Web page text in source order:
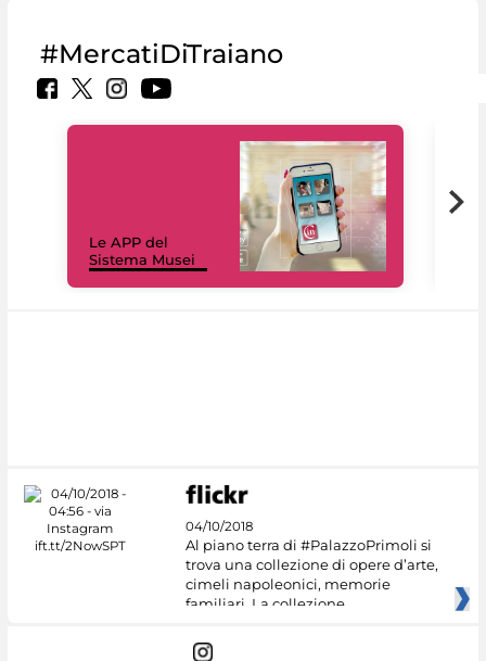
#MercatiDiTraiano
Le APP del
Sistema Musei
04/10/2018
Al piano terra di #PalazzoPrimoli si
trova una collezione di opere d’arte,
cimeli napoleonici, memorie
familiari. La collezione